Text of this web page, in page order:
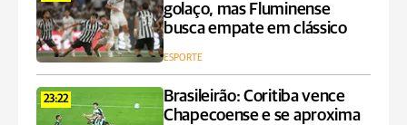
golaço, mas Fluminense
busca empate em clássico
ESPORTE
23:22
Brasileirão: Coritiba vence
Chapecoense e se aproxima